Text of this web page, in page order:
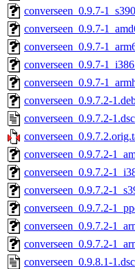
converseen_0.9.7-
converseen_0.9.7-
converseen_0.9.7-
converseen_0.9.7-
converseen_0.9.7-
converseen_0.9.7.2-
converseen_0.9.7.2-1.dsc
converseen_0.9.7.2-
converseen_0.9.7.2-
converseen_0.9.7.2-
converseen_0.9.7.2-
converseen_0.9.7.2-
converseen_0.9.7.2-
converseen_0.9.8.1-1.dsc